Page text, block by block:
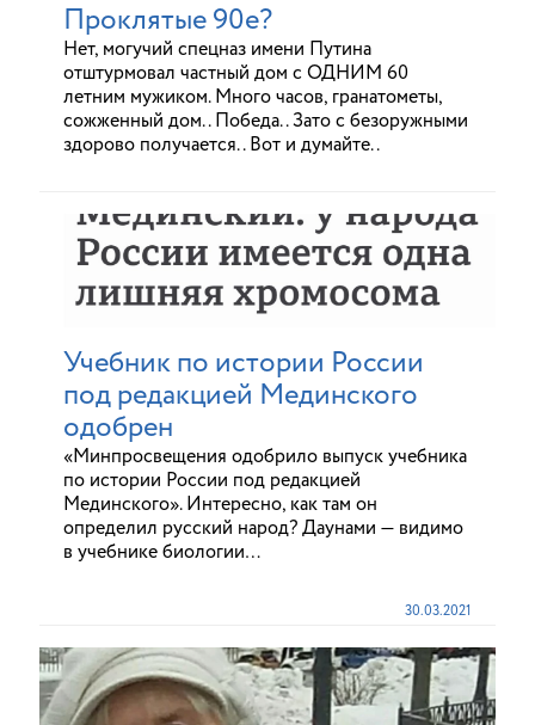
Проклятые 90е?
Нет, могучий спецназ имени Путина
отштурмовал частный дом с ОДНИМ 60
летним мужиком. Много часов, гранатометы,
сожженный дом.. Победа.. Зато с безоружными
здорово получается.. Вот и думайте..
Учебник по истории России
под редакцией Мединского
одобрен
«Минпросвещения одобрило выпуск учебника
по истории России под редакцией
Мединского». Интересно, как там он
определил русский народ? Даунами — видимо
в учебнике биологии…
30.03.2021